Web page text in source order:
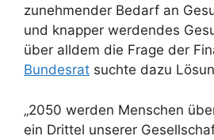
zunehmender Bedarf an
und knapper werdendes
über alldem die Frage der
Bundesrat suchte dazu
„2050 werden Menschen
ein Drittel unserer